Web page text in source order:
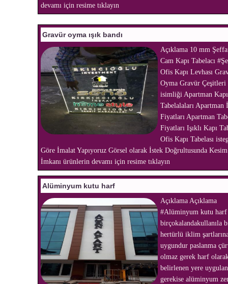
devamı için resime tıklayın
Gravür oyma ışık bandı
Açıklama 10 mm
Cam Kapı Tabelacı
Ofis Kapı Levhası
Oyma Gravür Çeşitleri
isimliği Apartman
Tabelalaları Apartman
Fiyatları Apartman
Fiyatları Işıklı Kapı
Ofis Kapı Tabelası
Göre İmalat Yapıyoruz Görsel olarak İstek Doğrultusunda Kesim
İmkanı ürünlerin devamı için resime tıklayın
Alüminyum kutu harf
Açıklama Açıklama
#Alüminyum kutu harf
birçokalandakullanıla
hertürlü iklim
uygundur paslanma
olmaz gerek harf
belirlenen yere
gerekise alüminyum